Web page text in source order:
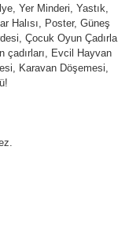
Yer Minderi, Yastık,
Halısı, Poster, Güneş
Çocuk Oyun Çadırla
çadırları, Evcil Hayvan
Karavan Döşemesi,